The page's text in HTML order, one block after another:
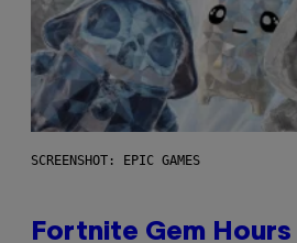
SCREENSHOT: EPIC GAMES
Fortnite Gem